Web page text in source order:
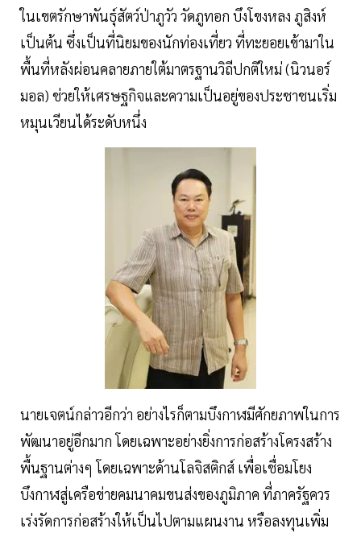
ในเขตรักษาพันธุ์สัตว์ป่าภูวัว วัดภูทอก บึงโขงหลง ภูสิงห์
เป็นต้น ซึ่งเป็นที่นิยมของนักท่องเที่ยว ที่ทะยอยเข้ามาใน
พื้นที่หลังผ่อนคลายภายใต้มาตรฐานวิถีปกติใหม่ (นิวนอร์
มอล) ช่วยให้เศรษฐกิจและความเป็นอยู่ของประชาชนเริ่ม
หมุนเวียนได้ระดับหนึ่ง
นายเจตน์กล่าวอีกว่า อย่างไรก็ตามบึงกาฬมีศักยภาพในการ
พัฒนาอยู่อีกมาก โดยเฉพาะอย่างยิ่งการก่อสร้างโครงสร้าง
พื้นฐานต่างๆ โดยเฉพาะด้านโลจิสติกส์ เพื่อเชื่อมโยง
บึงกาฬสู่เครือข่ายคมนาคมขนส่งของภูมิภาค ที่ภาครัฐควร
เร่งรัดการก่อสร้างให้เป็นไปตามแผนงาน หรือลงทุนเพิ่ม